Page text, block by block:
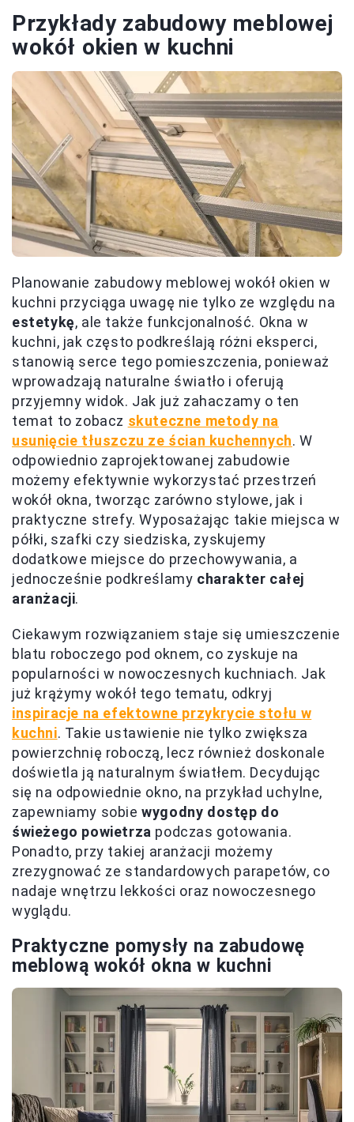
Przykłady zabudowy meblowej
wokół okien w kuchni
Planowanie zabudowy meblowej wokół okien w
kuchni przyciąga uwagę nie tylko ze względu na
estetykę, ale także funkcjonalność. Okna w
kuchni, jak często podkreślają różni eksperci,
stanowią serce tego pomieszczenia, ponieważ
wprowadzają naturalne światło i oferują
przyjemny widok. Jak już zahaczamy o ten
temat to zobacz skuteczne metody na
usunięcie tłuszczu ze ścian kuchennych. W
odpowiednio zaprojektowanej zabudowie
możemy efektywnie wykorzystać przestrzeń
wokół okna, tworząc zarówno stylowe, jak i
praktyczne strefy. Wyposażając takie miejsca w
półki, szafki czy siedziska, zyskujemy
dodatkowe miejsce do przechowywania, a
jednocześnie podkreślamy charakter całej
aranżacji.
Ciekawym rozwiązaniem staje się umieszczenie
blatu roboczego pod oknem, co zyskuje na
popularności w nowoczesnych kuchniach. Jak
już krążymy wokół tego tematu, odkryj
inspiracje na efektowne przykrycie stołu w
kuchni. Takie ustawienie nie tylko zwiększa
powierzchnię roboczą, lecz również doskonale
doświetla ją naturalnym światłem. Decydując
się na odpowiednie okno, na przykład uchylne,
zapewniamy sobiewygodny dostęp do
świeżego powietrza podczas gotowania.
Ponadto, przy takiej aranżacji możemy
zrezygnować ze standardowych parapetów, co
nadaje wnętrzu lekkości oraz nowoczesnego
wyglądu.
Praktyczne pomysły na zabudowę
meblową wokół okna w kuchni